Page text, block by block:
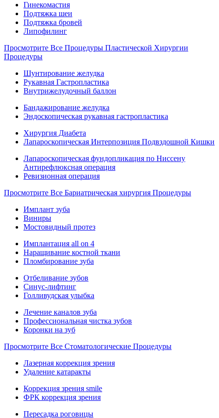
Гинекомастия
Подтяжка шеи
Подтяжка бровей
Липофилинг
Просмотрите Все Процедуры Пластической Хирургии
Процедуры
Шунтирование желудка
Рукавная Гастропластика
Внутрижелудочный баллон
Бандажирование желудка
Эндоскопическая рукавная гастропластика
Хирургия Диабета
Лапароскопическая Интерпозиция Подвздошной Кишки
Лапароскопическая фундопликация по Ниссену
Антирефлюксная операция
Ревизионная операция
Просмотрите Все Бариатрическая хирургия Процедуры
Имплант зуба
Виниры
Мостовидный протез
Имплантация all on 4
Наращивание костной ткани
Пломбирование зуба
Отбеливание зубов
Синус-лифтинг
Голливудская улыбка
Лечение каналов зуба
Профессиональная чистка зубов
Коронки на зуб
Просмотрите Все Стоматологические Процедуры
Лазерная коррекция зрения
Удаление катаракты
Коррекция зрения smile
ФРК коррекция зрения
Пересадка роговицы